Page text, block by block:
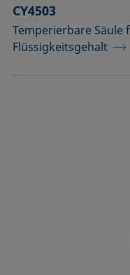
CY4503
Temperierbare Säule
Flüssigkeitsgehalt